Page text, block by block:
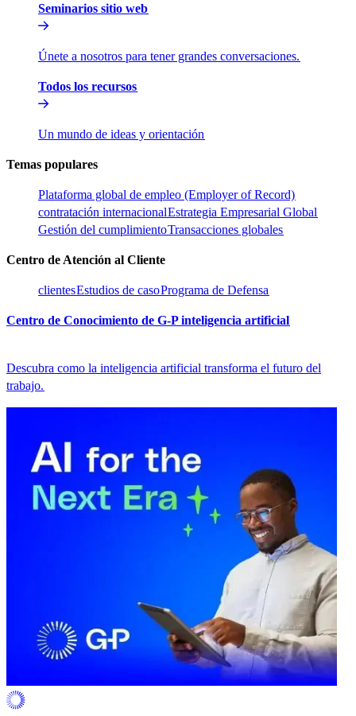
Seminarios sitio web​​
Únete a nosotros para tener grandes conversaciones.​​
Todos los recursos​​
Un mundo de ideas y orientación​​
Temas populares​​
Plataforma global de empleo (Employer of Record)​​
contratación internacional​​Estrategia Empresarial Global​​
Gestión del cumplimiento​​Transacciones globales​​
Centro de Atención al Cliente​​
clientes​​Estudios de caso​​Programa de Defensa​​
Centro de Conocimiento de G-P inteligencia artificial​​
Descubra como la inteligencia artificial transforma el futuro del
trabajo.​​